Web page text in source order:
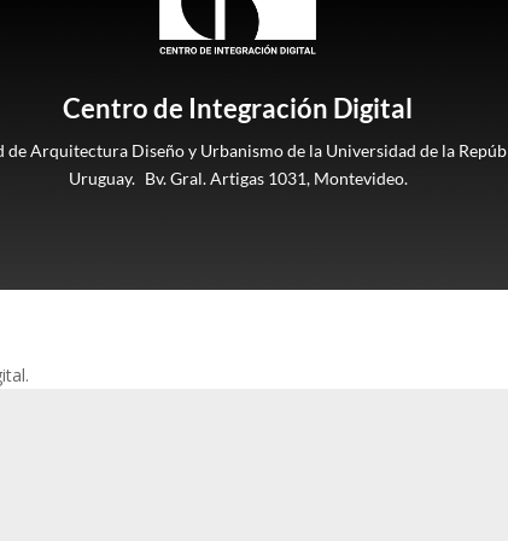
Centro de Integración Digital
de Arquitectura Diseño y Urbanismo de la Universidad de la
Uruguay. Bv. Gral. Artigas 1031, Montevideo.